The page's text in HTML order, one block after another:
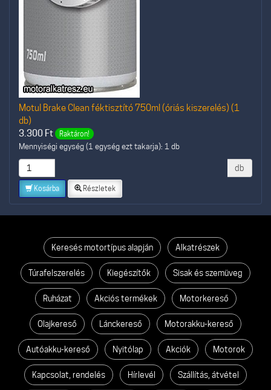
Motul Brake Clean féktisztító 750ml (óriás kiszerelés) (1
db)
3.300 Ft Raktáron!
Mennyiségi egység (1 egység ezt takarja): 1 db
db
Kosárba Részletek
Keresés motortípus alapján Alkatrészek
Túrafelszerelés Kiegészítők Sisak és szemüveg
Ruházat Akciós termékek Motorkereső
Olajkereső Lánckereső Motorakku-kereső
Autóakku-kereső Nyitólap Akciók Motorok
Kapcsolat, rendelés Hírlevél Szállítás, átvétel